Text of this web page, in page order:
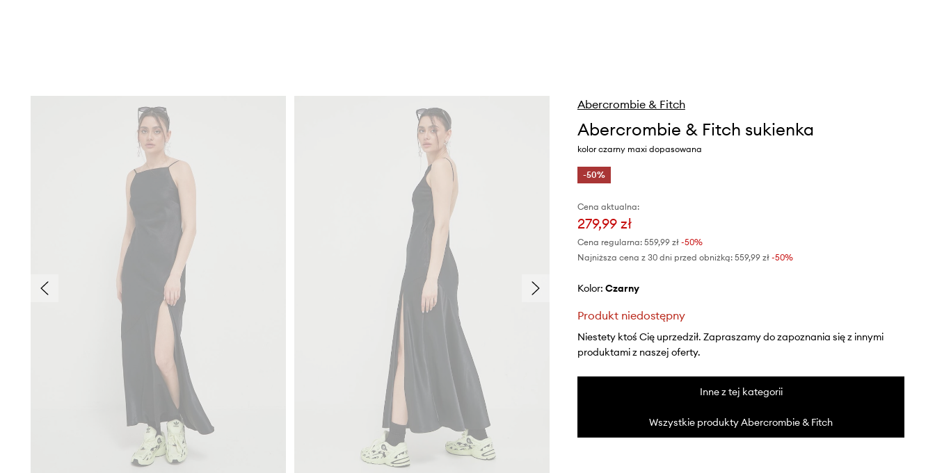
Abercrombie & Fitch
Abercrombie & Fitch sukienka
kolor czarny maxi dopasowana
-50%
Cena aktualna:
279,99 zł
Cena regularna: 559,99 zł-50%
Najniższa cena z 30 dni przed obniżką: 559,99 zł -50%
Kolor: czarny
Produkt niedostępny
Niestety ktoś Cię uprzedził. Zapraszamy do zapoznania się z innymi
produktami z naszej oferty.
Inne z tej kategorii
Wszystkie produkty Abercrombie & Fitch